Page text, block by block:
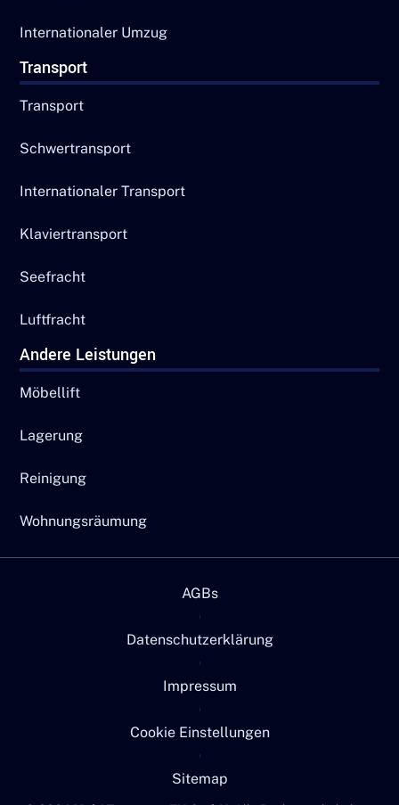
Internationaler Umzug
Transport
Transport
Schwertransport
Internationaler Transport
Klaviertransport
Seefracht
Luftfracht
Andere Leistungen
Möbellift
Lagerung
Reinigung
Wohnungsräumung
AGBs
Datenschutzerklärung
Impressum
Cookie Einstellungen
Sitemap